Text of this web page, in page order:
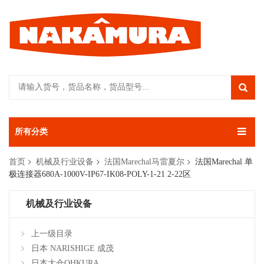
所有分类
首页 机械及行业设备 法国Marechal马雷夏尔
法国Marechal 单
极连接器680A-1000V-IP67-IK08-POLY-1-21 2-22区
机械及行业设备
上一级目录
日本 NARISHIGE 成茂